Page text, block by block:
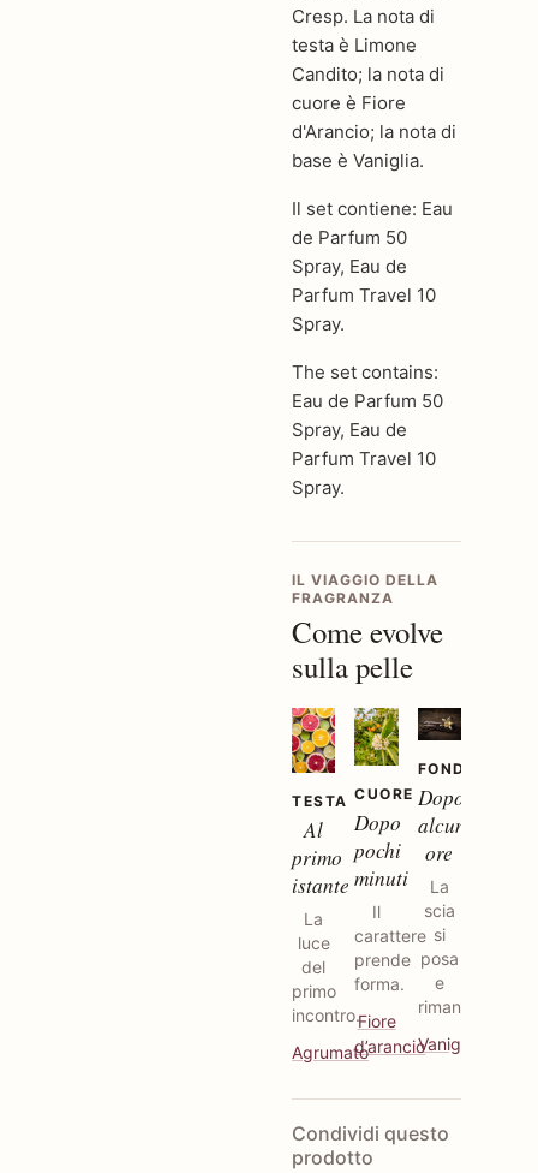
Cresp. La nota di
testa è Limone
Candito; la nota di
cuore è Fiore
d'Arancio; la nota di
base è Vaniglia.
Il set contiene: Eau
de Parfum 50
Spray, Eau de
Parfum Travel 10
Spray.
The set contains:
Eau de Parfum 50
Spray, Eau de
Parfum Travel 10
Spray.
IL VIAGGIO DELLA
FRAGRANZA
Come evolve
sulla pelle
TESTA
Al
primo
istante
La
luce
del
primo
incontro.
Agrumato
CUORE
Dopo
pochi
minuti
Il
carattere
prende
forma.
Fiore
d’arancio
FONDO
Dopo
alcune
ore
La
scia
si
posa
e
rimane.
Vaniglia
Condividi questo
prodotto